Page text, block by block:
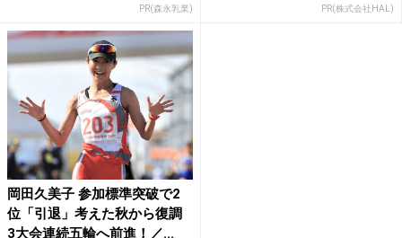
PR(森永乳業) PR(株式会社HAL)
岡田久美子 参加標準突破で2
位「引退」考えた秋から復調
3大会連続五輪へ前進！／...